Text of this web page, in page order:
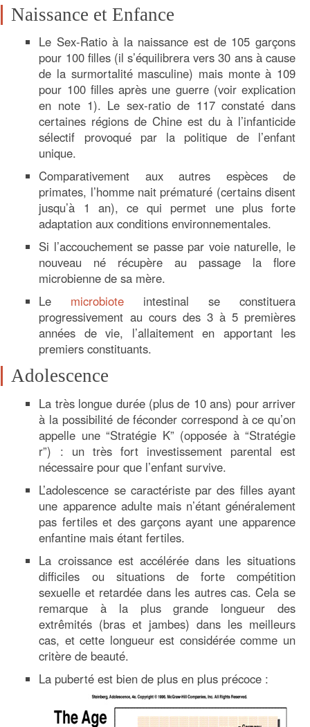
Naissance et Enfance
Le Sex-Ratio à la naissance est de 105 garçons
pour 100 filles (il s’équilibrera vers 30 ans à cause
de la surmortalité masculine) mais monte à 109
pour 100 filles après une guerre (voir explication
en note 1). Le sex-ratio de 117 constaté dans
certaines régions de Chine est du à l’infanticide
sélectif provoqué par la politique de l’enfant
unique.
Comparativement aux autres espèces de
primates, l’homme nait prématuré (certains disent
jusqu’à 1 an), ce qui permet une plus forte
adaptation aux conditions environnementales.
Si l’accouchement se passe par voie naturelle, le
nouveau né récupère au passage la flore
microbienne de sa mère.
Le microbiote intestinal se constituera
progressivement au cours des 3 à 5 premières
années de vie, l’allaitement en apportant les
premiers constituants.
Adolescence
La très longue durée (plus de 10 ans) pour arriver
à la possibilité de féconder correspond à ce qu’on
appelle une “Stratégie K” (opposée à “Stratégie
r”) : un très fort investissement parental est
nécessaire pour que l’enfant survive.
L’adolescence se caractériste par des filles ayant
une apparence adulte mais n’étant généralement
pas fertiles et des garçons ayant une apparence
enfantine mais étant fertiles.
La croissance est accélérée dans les situations
difficiles ou situations de forte compétition
sexuelle et retardée dans les autres cas. Cela se
remarque à la plus grande longueur des
extrêmités (bras et jambes) dans les meilleurs
cas, et cette longueur est considérée comme un
critère de beauté.
La puberté est bien de plus en plus précoce :